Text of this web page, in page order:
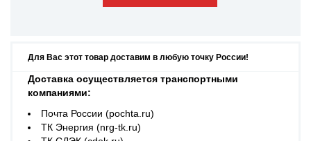
Для Вас этот товар доставим в любую точку России!
Доставка осуществляется транспортными
компаниями:
Почта России (pochta.ru)
ТК Энергия (nrg-tk.ru)